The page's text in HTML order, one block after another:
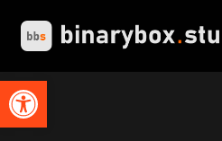
Abrir barra de herramientas